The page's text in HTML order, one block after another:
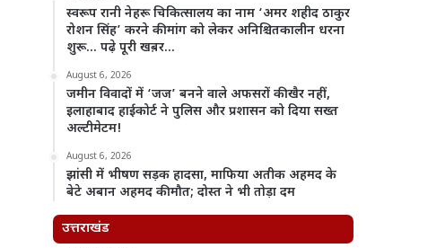
स्वरूप रानी नेहरू चिकित्सालय का नाम ‘अमर शहीद ठाकुर
रोशन सिंह’ करने की मांग को लेकर अनिश्चितकालीन धरना
शुरू… पढ़े पूरी खब़र…
August 6, 2026
जमीन विवादों में ‘जज’ बनने वाले अफसरों की खैर नहीं,
इलाहाबाद हाईकोर्ट ने पुलिस और प्रशासन को दिया सख्त
अल्टीमेटम!
August 6, 2026
झांसी में भीषण सड़क हादसा, माफिया अतीक अहमद के
बेटे अबान अहमद की मौत; दोस्त ने भी तोड़ा दम
उत्तराखंड